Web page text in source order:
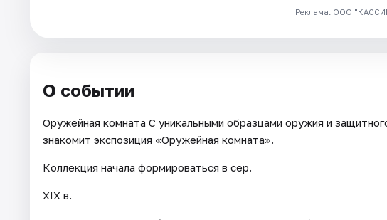
Реклама. ООО
О событии
Оружейная комната С уникальными образцами оружия и
знакомит экспозиция «Оружейная комната».
Коллекция начала формироваться в сер.
XIX в.